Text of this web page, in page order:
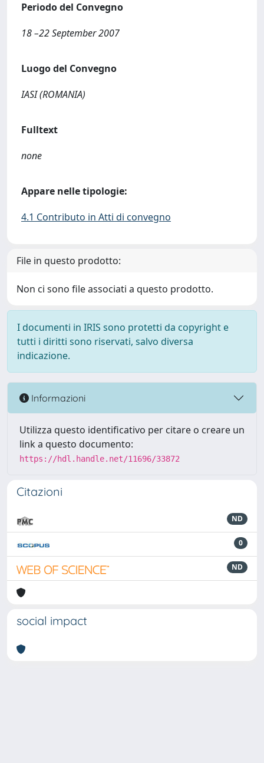
Periodo del Convegno
18 –22 September 2007
Luogo del Convegno
IASI (ROMANIA)
Fulltext
none
Appare nelle tipologie:
4.1 Contributo in Atti di convegno
File in questo prodotto:
Non ci sono file associati a questo prodotto.
I documenti in IRIS sono protetti da copyright e
tutti i diritti sono riservati, salvo diversa
indicazione.
Informazioni
Utilizza questo identificativo per citare o creare un
link a questo documento:
https://hdl.handle.net/11696/33872
Citazioni
ND
0
ND
social impact